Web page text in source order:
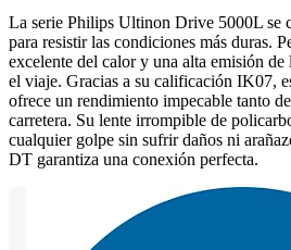
La serie Philips Ultinon Drive 5000L se
para resistir las condiciones más duras.
excelente del calor y una alta emisión
el viaje. Gracias a su calificación IK07,
ofrece un rendimiento impecable tanto
carretera. Su lente irrompible de
cualquier golpe sin sufrir daños ni
DT garantiza una conexión perfecta.